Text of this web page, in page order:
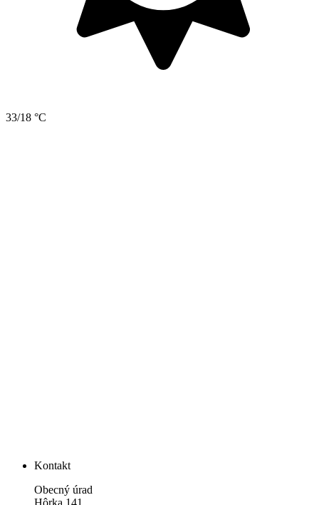
33/18 °C
Kontakt
Obecný úrad